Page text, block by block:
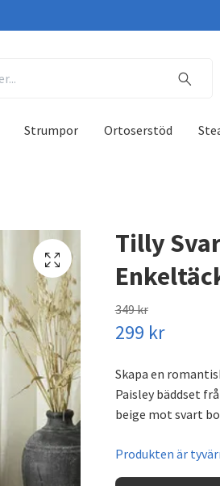
Strumpor Ortoserstöd
Tilly
349 kr
299 kr
Skapa en
Paisley bäddset
beige mot svart
Produkten är